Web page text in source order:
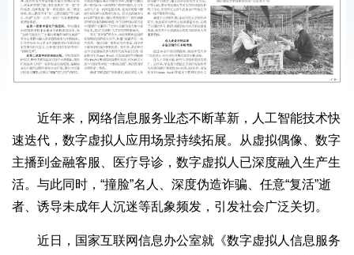
近年来，网络信息服务业态不断革新，人工智能技术快
速迭代，数字虚拟人应用场景持续拓展。从虚拟偶像、数字
主播到金融客服、医疗导诊，数字虚拟人已深度融入生产生
活。与此同时，“撞脸”名人、深度伪造诈骗、任意“复活”逝
者、诱导未成年人沉迷等乱象频发，引发社会广泛关切。
近日，国家互联网信息办公室就《数字虚拟人信息服务